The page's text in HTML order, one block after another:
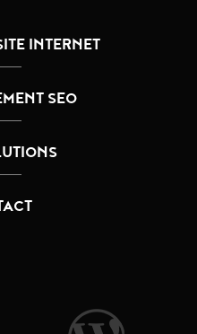
INTERNET
SEO